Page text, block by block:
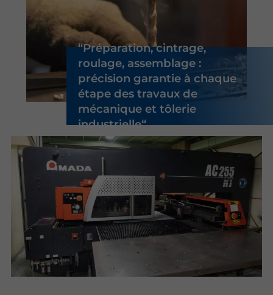
Préparation, cintrage,
roulage, assemblage :
précision garantie à chaque
étape des travaux de
mécanique et tôlerie
industrielle